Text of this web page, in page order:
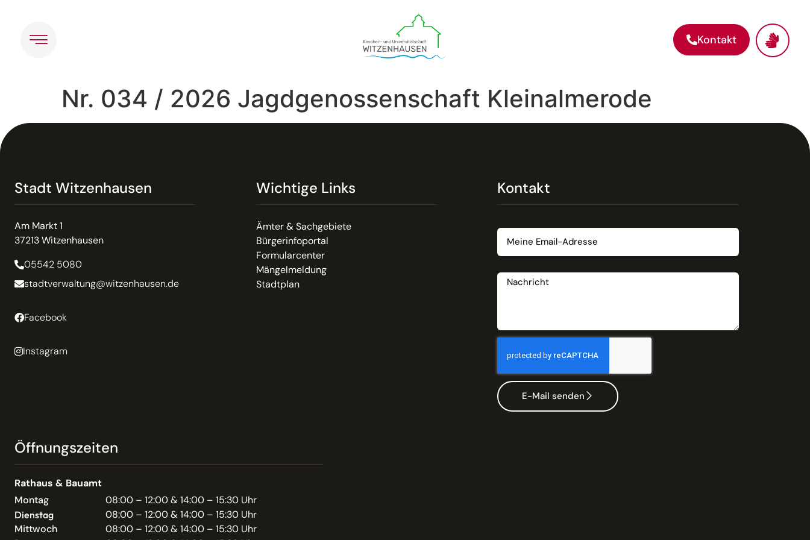
Kontakt
Nr. 034 / 2026 Jagdgenossenschaft Kleinalmerode
Stadt Witzenhausen
Am Markt 1
37213 Witzenhausen
05542 5080
stadtverwaltung@witzenhausen.de
Facebook
Instagram
Wichtige Links
Ämter & Sachgebiete
Bürgerinfoportal
Formularcenter
Mängelmeldung
Stadtplan
Kontakt
E-Mail senden
Öffnungszeiten
Rathaus & Bauamt
Montag
08:00 – 12:00 & 14:00 – 15:30 Uhr
Dienstag
08:00 – 12:00 & 14:00 – 15:30 Uhr
Mittwoch
08:00 – 12:00 & 14:00 – 15:30 Uhr